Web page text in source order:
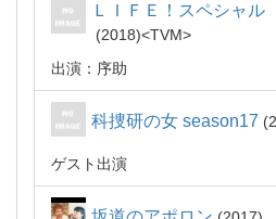
ＬＩＦＥ！スペシャ
2018
TVM
出演：序助
科捜研の女 season17
ゲスト出演